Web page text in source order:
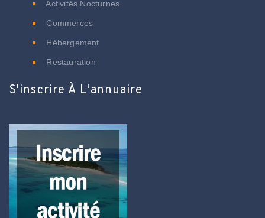
Activités Nocturnes
Commerces
Hébergement
Restauration
S'inscrire À L'annuaire